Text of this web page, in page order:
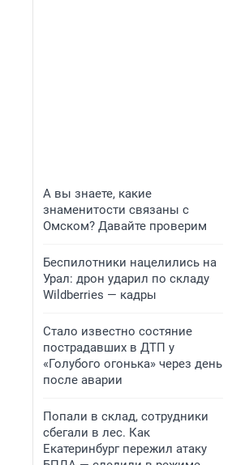
А вы знаете, какие
знаменитости связаны с
Омском? Давайте проверим
Беспилотники нацелились на
Урал: дрон ударил по складу
Wildberries — кадры
Стало известно состяние
пострадавших в ДТП у
«Голубого огонька» через день
после аварии
Попали в склад, сотрудники
сбегали в лес. Как
Екатеринбург пережил атаку